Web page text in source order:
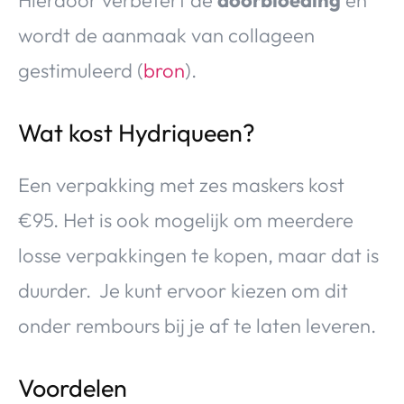
wordt de aanmaak van collageen
gestimuleerd (bron).
Wat kost Hydriqueen?
Een verpakking met zes maskers kost
€95. Het is ook mogelijk om meerdere
losse verpakkingen te kopen, maar dat is
duurder. Je kunt ervoor kiezen om dit
onder rembours bij je af te laten leveren.
Voordelen